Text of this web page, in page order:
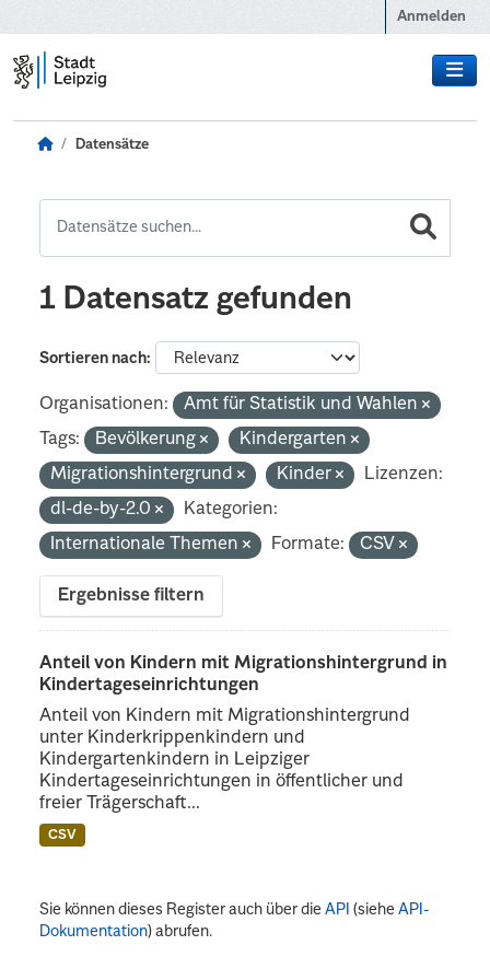
Anmelden
Datensätze
1 Datensatz gefunden
Sortieren nach
Organisationen:
Amt für Statistik und Wahlen
Tags:
Bevölkerung
Kindergarten
Migrationshintergrund
Kinder
Lizenzen:
dl-de-by-2.0
Kategorien:
Internationale Themen
Formate: CSV
Ergebnisse filtern
Anteil von Kindern mit Migrationshintergrund in
Kindertageseinrichtungen
Anteil von Kindern mit Migrationshintergrund
unter Kinderkrippenkindern und
Kindergartenkindern in Leipziger
Kindertageseinrichtungen in öffentlicher und
freier Trägerschaft...
CSV
Sie können dieses Register auch über dieAPI (sieheAPI-
Dokumentation) abrufen.